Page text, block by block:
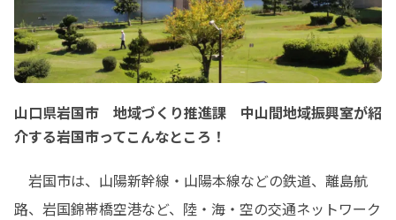
山口県岩国市 地域づくり推進課 中山間地域振興室が紹
介する岩国市ってこんなところ！
岩国市は、山陽新幹線・山陽本線などの鉄道、離島航
路、岩国錦帯橋空港など、陸・海・空の交通ネットワーク